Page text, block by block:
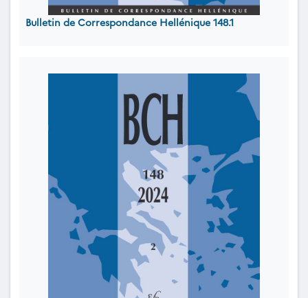
Bulletin de Correspondance Hellénique 148.1